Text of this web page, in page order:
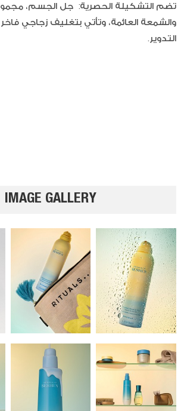
تضم التشكيلة الحصرية: جل الجسم،
والشمعة العائمة، وتأتي بتغليف زجاجي فاخر
التدوير.
IMAGE GALLERY